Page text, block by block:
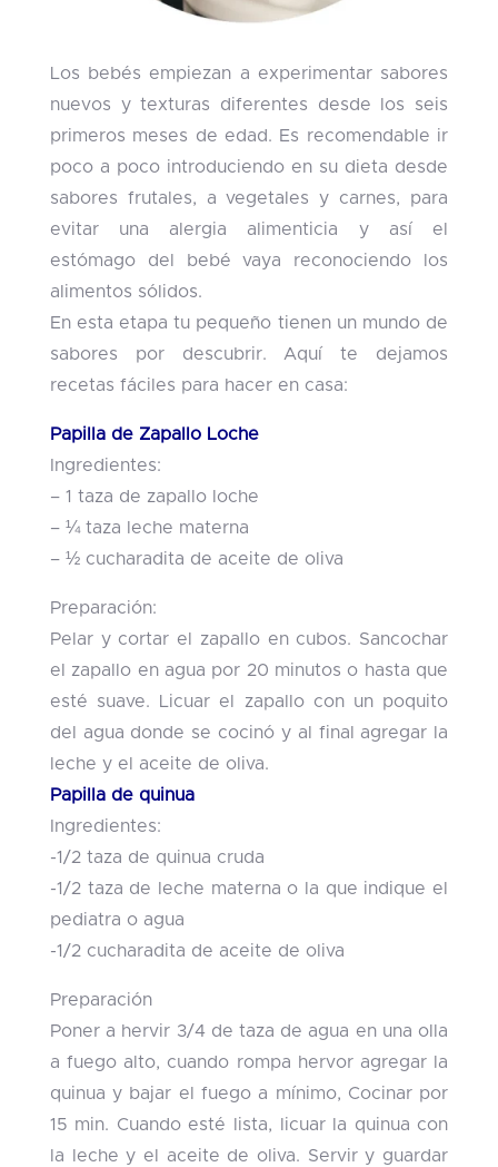
Los bebés empiezan a experimentar sabores
nuevos y texturas diferentes desde los seis
primeros meses de edad. Es recomendable ir
poco a poco introduciendo en su dieta desde
sabores frutales, a vegetales y carnes, para
evitar una alergia alimenticia y así el
estómago del bebé vaya reconociendo los
alimentos sólidos.
En esta etapa tu pequeño tienen un mundo de
sabores por descubrir. Aquí te dejamos
recetas fáciles para hacer en casa:
Papilla de Zapallo Loche
Ingredientes:
– 1 taza de zapallo loche
– ¼ taza leche materna
– ½ cucharadita de aceite de oliva
Preparación:
Pelar y cortar el zapallo en cubos. Sancochar
el zapallo en agua por 20 minutos o hasta que
esté suave. Licuar el zapallo con un poquito
del agua donde se cocinó y al final agregar la
leche y el aceite de oliva.
Papilla de quinua
Ingredientes:
-1/2 taza de quinua cruda
-1/2 taza de leche materna o la que indique el
pediatra o agua
-1/2 cucharadita de aceite de oliva
Preparación
Poner a hervir 3/4 de taza de agua en una olla
a fuego alto, cuando rompa hervor agregar la
quinua y bajar el fuego a mínimo, Cocinar por
15 min. Cuando esté lista, licuar la quinua con
la leche y el aceite de oliva. Servir y guardar